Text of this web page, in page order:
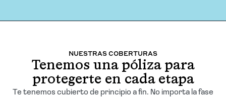
Solicitar cotización
NUESTRAS COBERTURAS
Tenemos una póliza para
protegerte en cada etapa
Te tenemos cubierto de principio a fin. No importa la fase